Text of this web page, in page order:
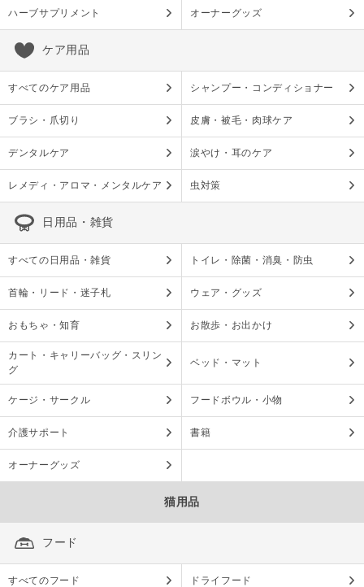
ハーブサプリメント オーナーグッズ
ケア用品
すべてのケア用品 シャンプー・コンディショナー
ブラシ・爪切り 皮膚・被毛・肉球ケア
デンタルケア 涙やけ・耳のケア
レメディ・アロマ・メンタルケア 虫対策
日用品・雑貨
すべての日用品・雑貨 トイレ・除菌・消臭・防虫
首輪・リード・迷子札 ウェア・グッズ
おもちゃ・知育 お散歩・お出かけ
カート・キャリーバッグ・スリン
グ
ベッド・マット
ケージ・サークル フードボウル・小物
介護サポート 書籍
オーナーグッズ
猫用品
フード
すべてのフード ドライフード